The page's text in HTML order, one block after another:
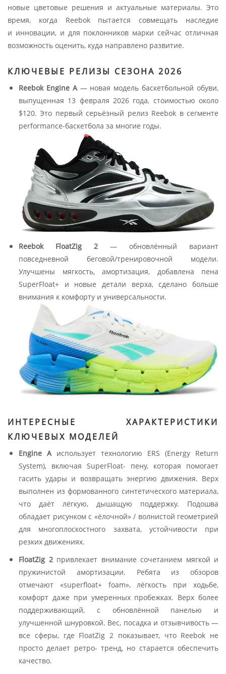
новые цветовые решения и актуальные материалы. Это
время, когда Reebok пытается совмещать наследие
и инновации, и для поклонников марки сейчас отличная
возможность оценить, куда направлено развитие.
КЛЮЧЕВЫЕ РЕЛИЗЫ СЕЗОНА 2026
Reebok Engine A — новая модель баскетбольной обуви,
выпущенная 13 февраля 2026 года, стоимостью около
$120. Это первый серьёзный релиз Reebok в сегменте
performance-баскетбола за многие годы.
Reebok FloatZig 2 — обновлённый вариант
повседневной беговой/тренировочной модели.
Улучшены мягкость, амортизация, добавлена пена
SuperFloat+ и новые детали верха, сделано больше
внимания к комфорту и универсальности.
ИНТЕРЕСНЫЕ ХАРАКТЕРИСТИКИ
КЛЮЧЕВЫХ МОДЕЛЕЙ
Engine A использует технологию ERS (Energy Return
System), включая SuperFloat- пену, которая помогает
гасить удары и возвращать энергию движения. Верх
выполнен из формованного синтетического материала,
что даёт лёгкую, дышащую поддержку. Подошва
обладает рисунком с «ёлочной» / волнистой геометрией
для многоплоскостного захвата, устойчивости при
резких движениях.
FloatZig 2 привлекает внимание сочетанием мягкой и
пружинистой амортизации. Ребята из обзоров
отмечают «superfloat+ foam», лёгкость при ходьбе,
комфорт даже при умеренных пробежках. Верх более
поддерживающий, с обновлённой панелью и
улучшенной шнуровкой. Вес, посадка и отзывчивость —
все сферы, где FloatZig 2 показывает, что Reebok не
просто делает ретро- тренд, но старается обеспечить
качество.